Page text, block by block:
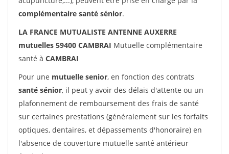
complémentaire santé sénior.
LA FRANCE MUTUALISTE ANTENNE AUXERRE
mutuelles 59400 CAMBRAI Mutuelle complémentaire
santé à CAMBRAI
Pour une mutuelle senior, en fonction des contrats
santé sénior, il peut y avoir des délais d'attente ou un
plafonnement de remboursement des frais de santé
sur certaines prestations (généralement sur les forfaits
optiques, dentaires, et dépassements d'honoraire) en
l'absence de couverture mutuelle santé antérieur